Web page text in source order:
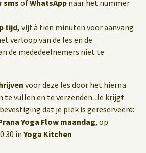
sms ofWhatsApp naar het nummer
tijd, vijf à tien minuten voor aanvang
verloop van de les en de
de mededeelnemers niet te
voor deze les door het hierna
te vullen en te verzenden. Je krijgt
dat je plek is gereserveerd:
Yoga Flow maandag, op
in Yoga Kitchen